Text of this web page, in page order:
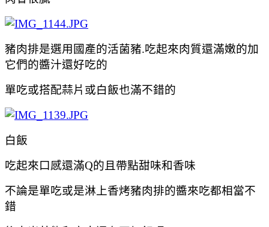
豬肉排是選用國產的活菌豬.吃起來肉質還滿嫩的加
它們的醬汁還好吃的
單吃或搭配蒜片或白飯也滿不錯的
白飯
吃起來口感還滿Q的且帶點甜味和香味
不論是單吃或是淋上香烤豬肉排的醬來吃都相當不
錯